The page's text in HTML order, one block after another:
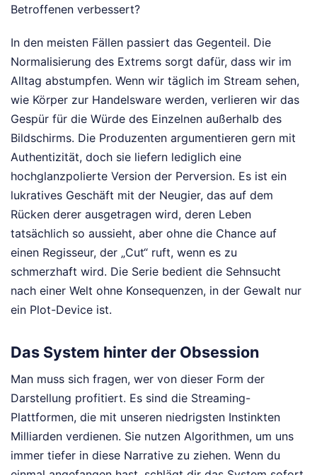
Betroffenen verbessert?
In den meisten Fällen passiert das Gegenteil. Die
Normalisierung des Extrems sorgt dafür, dass wir im
Alltag abstumpfen. Wenn wir täglich im Stream sehen,
wie Körper zur Handelsware werden, verlieren wir das
Gespür für die Würde des Einzelnen außerhalb des
Bildschirms. Die Produzenten argumentieren gern mit
Authentizität, doch sie liefern lediglich eine
hochglanzpolierte Version der Perversion. Es ist ein
lukratives Geschäft mit der Neugier, das auf dem
Rücken derer ausgetragen wird, deren Leben
tatsächlich so aussieht, aber ohne die Chance auf
einen Regisseur, der „Cut“ ruft, wenn es zu
schmerzhaft wird. Die Serie bedient die Sehnsucht
nach einer Welt ohne Konsequenzen, in der Gewalt nur
ein Plot-Device ist.
Das System hinter der Obsession
Man muss sich fragen, wer von dieser Form der
Darstellung profitiert. Es sind die Streaming-
Plattformen, die mit unseren niedrigsten Instinkten
Milliarden verdienen. Sie nutzen Algorithmen, um uns
immer tiefer in diese Narrative zu ziehen. Wenn du